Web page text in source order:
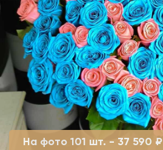
На фото 101 шт. - 37 590 ₽